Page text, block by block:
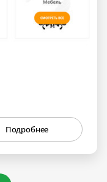
Подробнее